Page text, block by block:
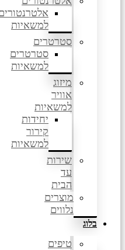
למשאיות
סטרטרים
סטרטרים
למשאיות
מיזוג
אוויר
למשאיות
יחידות
קירור
למשאיות
שירות
עד
הבית
מוצרים
נלווים
בלוג
טיפים